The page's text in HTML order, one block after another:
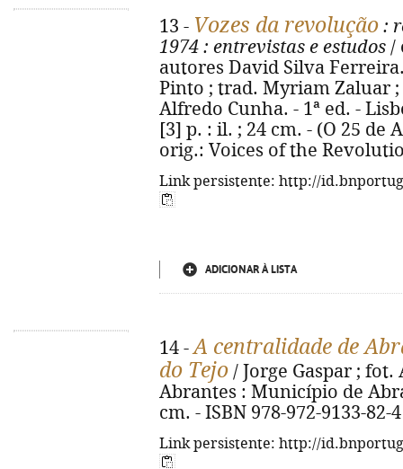
13 - Vozes da revolução :
1974 : entrevistas e estudos /
autores David Silva
Pinto ; trad. Myriam Zaluar
Alfredo Cunha. - 1ª ed. -
[3] p. : il. ; 24 cm. - (O 25 de
orig.: Voices of the
Link persistente: http://
ADICIONAR À LISTA
14 -A centralidade de
do Tejo / Jorge Gaspar ;
Abrantes : Município de
cm. - ISBN 978-972-9133-82-4
Link persistente: http://